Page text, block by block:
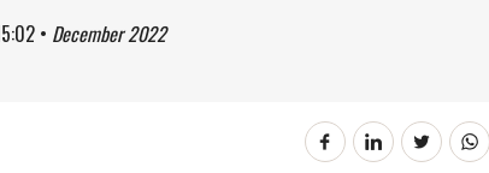
• December 2022